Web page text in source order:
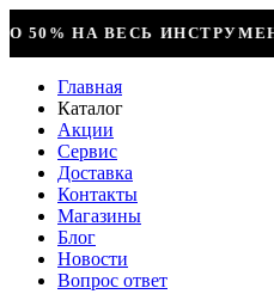
JIAXIPERA
Главная
Каталог
Акции
Сервис
Доставка
Контакты
Магазины
Блог
Новости
Вопрос ответ